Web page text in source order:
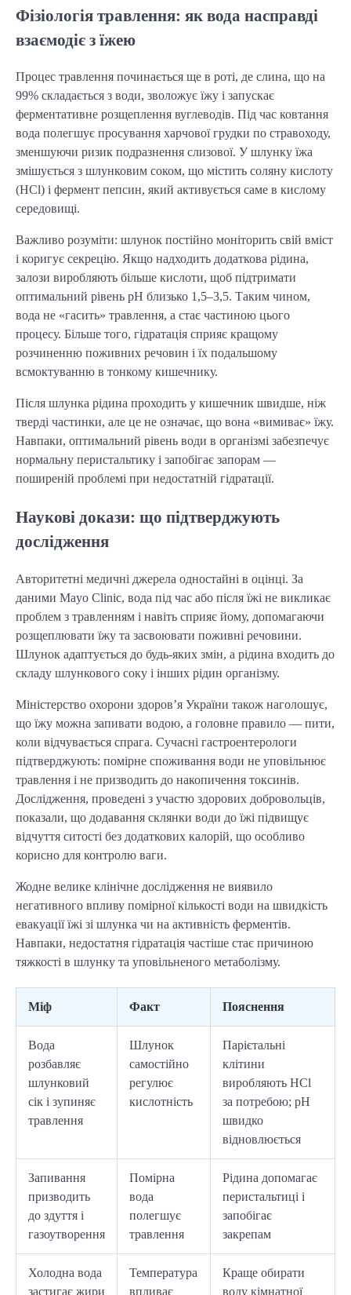
Фізіологія травлення: як вода насправді
взаємодіє з їжею
Процес травлення починається ще в роті, де слина, що на
99% складається з води, зволожує їжу і запускає
ферментативне розщеплення вуглеводів. Під час ковтання
вода полегшує просування харчової грудки по стравоходу,
зменшуючи ризик подразнення слизової. У шлунку їжа
змішується з шлунковим соком, що містить соляну кислоту
(HCl) і фермент пепсин, який активується саме в кислому
середовищі.
Важливо розуміти: шлунок постійно моніторить свій вміст
і коригує секрецію. Якщо надходить додаткова рідина,
залози виробляють більше кислоти, щоб підтримати
оптимальний рівень pH близько 1,5–3,5. Таким чином,
вода не «гасить» травлення, а стає частиною цього
процесу. Більше того, гідратація сприяє кращому
розчиненню поживних речовин і їх подальшому
всмоктуванню в тонкому кишечнику.
Після шлунка рідина проходить у кишечник швидше, ніж
тверді частинки, але це не означає, що вона «вимиває» їжу.
Навпаки, оптимальний рівень води в організмі забезпечує
нормальну перистальтику і запобігає запорам —
поширеній проблемі при недостатній гідратації.
Наукові докази: що підтверджують
дослідження
Авторитетні медичні джерела одностайні в оцінці. За
даними Mayo Clinic, вода під час або після їжі не викликає
проблем з травленням і навіть сприяє йому, допомагаючи
розщеплювати їжу та засвоювати поживні речовини.
Шлунок адаптується до будь-яких змін, а рідина входить до
складу шлункового соку і інших рідин організму.
Міністерство охорони здоров’я України також наголошує,
що їжу можна запивати водою, а головне правило — пити,
коли відчувається спрага. Сучасні гастроентерологи
підтверджують: помірне споживання води не уповільнює
травлення і не призводить до накопичення токсинів.
Дослідження, проведені з участю здорових добровольців,
показали, що додавання склянки води до їжі підвищує
відчуття ситості без додаткових калорій, що особливо
корисно для контролю ваги.
Жодне велике клінічне дослідження не виявило
негативного впливу помірної кількості води на швидкість
евакуації їжі зі шлунка чи на активність ферментів.
Навпаки, недостатня гідратація частіше стає причиною
тяжкості в шлунку та уповільненого метаболізму.
Міф Факт Пояснення
Вода
розбавляє
шлунковий
сік і зупиняє
травлення
Шлунок
самостійно
регулює
кислотність
Парієтальні
клітини
виробляють HCl
за потребою; pH
швидко
відновлюється
Запивання
призводить
до здуття і
газоутворення
Помірна
вода
полегшує
травлення
Рідина допомагає
перистальтиці і
запобігає
закрепам
Холодна вода
застигає жири
Температура
впливає
Краще обирати
воду кімнатної